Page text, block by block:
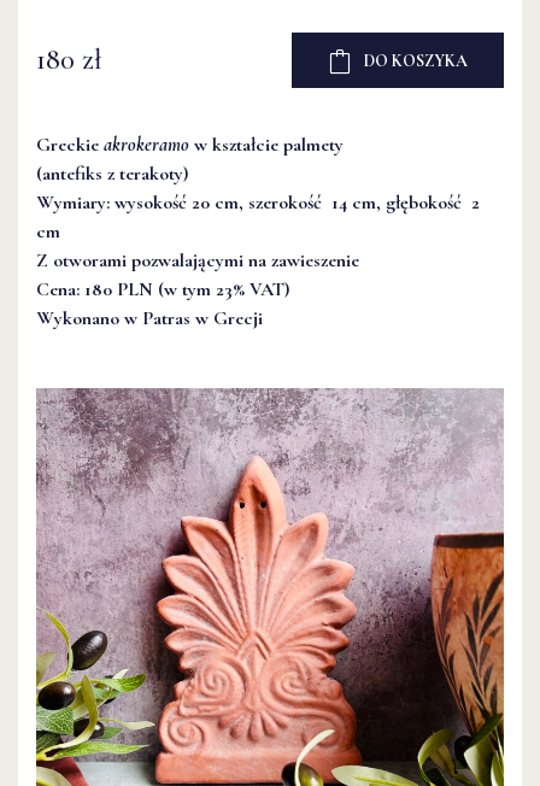
180 zł DO KOSZYKA
Greckie akrokeramo w kształcie palmety
(antefiks z terakoty)
Wymiary: wysokość 20 cm, szerokość 14 cm, głębokość 2
cm
Z otworami pozwalającymi na zawieszenie
Cena: 180 PLN (w tym 23% VAT)
Wykonano w Patras w Grecji